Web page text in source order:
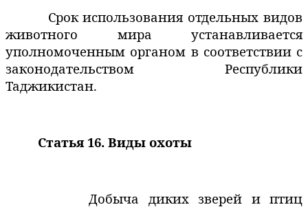
Срок использования отдельных видов
животного мира устанавливается
уполномоченным органом в соответствии с
законодательством Республики
Таджикистан.
Статья 16. Виды охоты
Добыча диких зверей и птиц